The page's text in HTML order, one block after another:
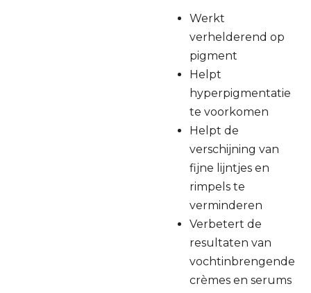
Werkt
verhelderend op
pigment
Helpt
hyperpigmentatie
te voorkomen
Helpt de
verschijning van
fijne lijntjes en
rimpels te
verminderen
Verbetert de
resultaten van
vochtinbrengende
crèmes en serums